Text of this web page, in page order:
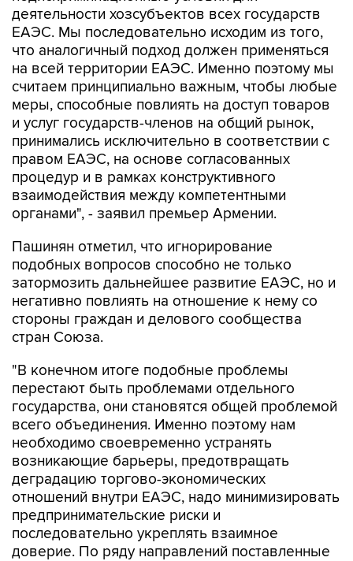
деятельности хозсубъектов всех государств
ЕАЭС. Мы последовательно исходим из того,
что аналогичный подход должен применяться
на всей территории ЕАЭС. Именно поэтому мы
считаем принципиально важным, чтобы любые
меры, способные повлиять на доступ товаров
и услуг государств-членов на общий рынок,
принимались исключительно в соответствии с
правом ЕАЭС, на основе согласованных
процедур и в рамках конструктивного
взаимодействия между компетентными
органами", - заявил премьер Армении.
Пашинян отметил, что игнорирование
подобных вопросов способно не только
затормозить дальнейшее развитие ЕАЭС, но и
негативно повлиять на отношение к нему со
стороны граждан и делового сообщества
стран Союза.
"В конечном итоге подобные проблемы
перестают быть проблемами отдельного
государства, они становятся общей проблемой
всего объединения. Именно поэтому нам
необходимо своевременно устранять
возникающие барьеры, предотвращать
деградацию торгово-экономических
отношений внутри ЕАЭС, надо минимизировать
предпринимательские риски и
последовательно укреплять взаимное
доверие. По ряду направлений поставленные